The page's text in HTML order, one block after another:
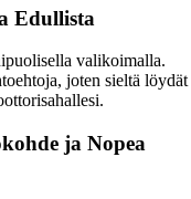
Edullista
valikoimalla.
joten sieltä löydät
ja Nopea